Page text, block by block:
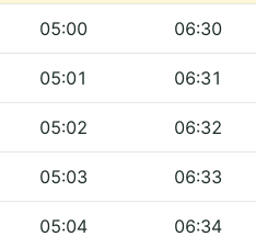
05:00 06:30
05:01 06:31
05:02 06:32
05:03 06:33
05:04 06:34